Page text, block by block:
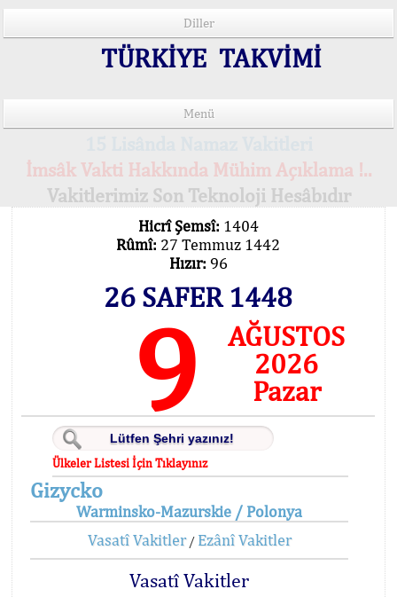
Diller
TÜRKİYE TAKVİMİ
Menü
İmsâk Vakti Hakkında Mühim Açıklama !..
Vakitlerimiz Son Teknoloji Hesâbıdır
Hicrî Şemsî: 1404
Rûmî: 27 Temmuz 1442
Hızır: 96
26 SAFER 1448
9
AĞUSTOS
2026
Pazar
Ülkeler Listesi İçin Tıklayınız
Gizycko
Warminsko-Mazurskie / Polonya
Vasatî Vakitler/ Ezânî Vakitler
Vasatî Vakitler